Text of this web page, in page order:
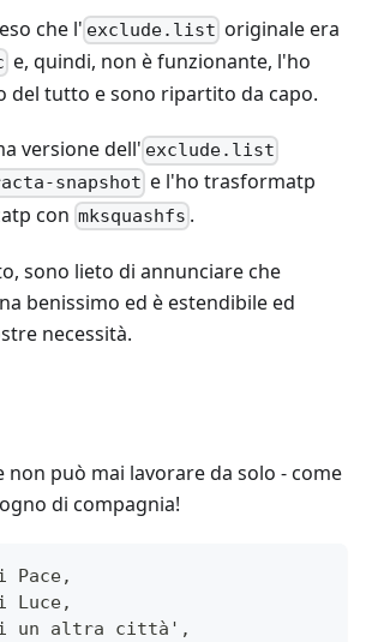
che l' exclude.list originale era
e, quindi, non è funzionante, l'ho
del tutto e sono ripartito da capo.
versione dell' exclude.list
snapshot e l'ho trasformatp
con mksquashfs .
sono lieto di annunciare che
benissimo ed è estendibile ed
necessità.
non può mai lavorare da solo - come
di compagnia!
Pace,
Luce,
un altra città',